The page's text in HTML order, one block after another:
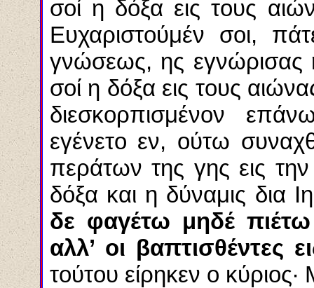
σοί η δόξα εις τους
Ευχαριστούμέν σοι,
γνώσεως, ης εγνώρισας
σοί η δόξα εις τους
διεσκορπισμένον
εγένετο εν, ούτω
περάτων της γης εις
δόξα και η δύναμις δια
δε φαγέτω μηδέ
αλλ’ οι βαπτισθέντες
τούτου είρηκεν ο